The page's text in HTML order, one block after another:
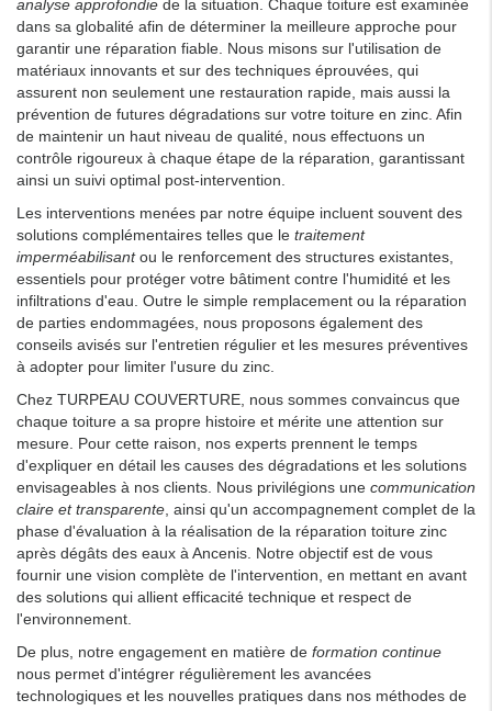
analyse approfondie de la situation. Chaque toiture est examinée
dans sa globalité afin de déterminer la meilleure approche pour
garantir une réparation fiable. Nous misons sur l'utilisation de
matériaux innovants et sur des techniques éprouvées, qui
assurent non seulement une restauration rapide, mais aussi la
prévention de futures dégradations sur votre toiture en zinc. Afin
de maintenir un haut niveau de qualité, nous effectuons un
contrôle rigoureux à chaque étape de la réparation, garantissant
ainsi un suivi optimal post-intervention.
Les interventions menées par notre équipe incluent souvent des
solutions complémentaires telles que le traitement
imperméabilisantou le renforcement des structures existantes,
essentiels pour protéger votre bâtiment contre l'humidité et les
infiltrations d'eau. Outre le simple remplacement ou la réparation
de parties endommagées, nous proposons également des
conseils avisés sur l'entretien régulier et les mesures préventives
à adopter pour limiter l'usure du zinc.
Chez TURPEAU COUVERTURE, nous sommes convaincus que
chaque toiture a sa propre histoire et mérite une attention sur
mesure. Pour cette raison, nos experts prennent le temps
d'expliquer en détail les causes des dégradations et les solutions
envisageables à nos clients. Nous privilégions une communication
claire et transparente, ainsi qu'un accompagnement complet de la
phase d'évaluation à la réalisation de la réparation toiture zinc
après dégâts des eaux à Ancenis. Notre objectif est de vous
fournir une vision complète de l'intervention, en mettant en avant
des solutions qui allient efficacité technique et respect de
l'environnement.
De plus, notre engagement en matière de formation continue
nous permet d'intégrer régulièrement les avancées
technologiques et les nouvelles pratiques dans nos méthodes de